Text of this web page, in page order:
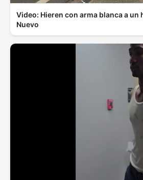
Video: Hieren con arma blanca a un
Nuevo